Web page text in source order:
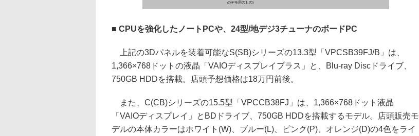
のデモ用のもの)
■ CPUを強化したノートPCや、24型/地デジ3チューナのボードPC
上記の3Dパネルを装着可能なS(SB)シリーズの13.3型「VPCSB39FJ/B」は、
1,366×768ドットの液晶「VAIOディスプレイプラス」と、Blu-ray Discドライブ、
750GB HDDを搭載。店頭予想価格は18万円前後。
また、C(CB)シリーズの15.5型「VPCCB38FJ」は、1,366×768ドット液晶
「VAIOディスプレイ」とBDドライブ、750GB HDDを搭載するモデル。店頭販売モ
デルの本体カラーはホワイト(W)、ブルー(L)、ピンク(P)、オレンジ(D)の4色をライ